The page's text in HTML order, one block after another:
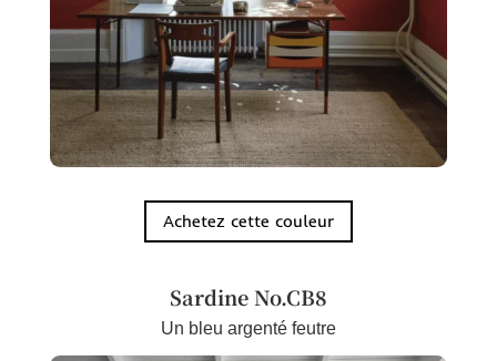
Achetez cette couleur
Sardine No.CB8
Un bleu argenté feutre